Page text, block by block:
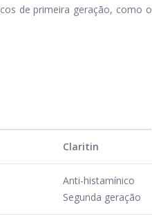
de primeira geração, como o
Claritin
Anti-histamínico
Segunda geração